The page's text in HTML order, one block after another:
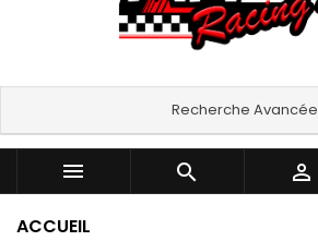
Recherche Avancée
  
ACCUEIL